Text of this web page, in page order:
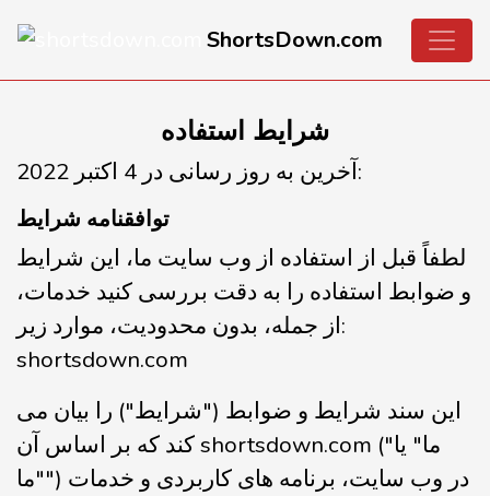
ShortsDown.com
شرایط استفاده
آخرین به روز رسانی در 4 اکتبر 2022:
توافقنامه شرایط
لطفاً قبل از استفاده از وب سایت ما، این شرایط
و ضوابط استفاده را به دقت بررسی کنید خدمات،
از جمله، بدون محدودیت، موارد زیر:
shortsdown.com
این سند شرایط و ضوابط ("شرایط") را بیان می
کند که بر اساس آن shortsdown.com ("ما" یا
"ما") در وب سایت، برنامه های کاربردی و خدمات